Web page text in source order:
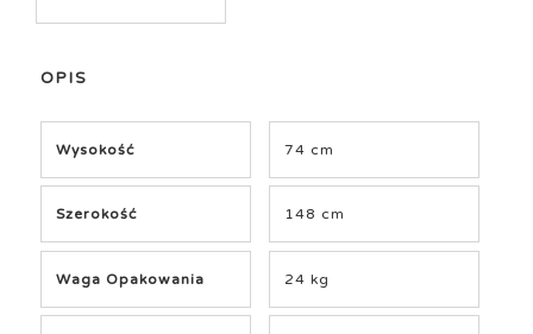
OPIS
Wysokość 74 cm
Szerokość 148 cm
Waga Opakowania 24 kg